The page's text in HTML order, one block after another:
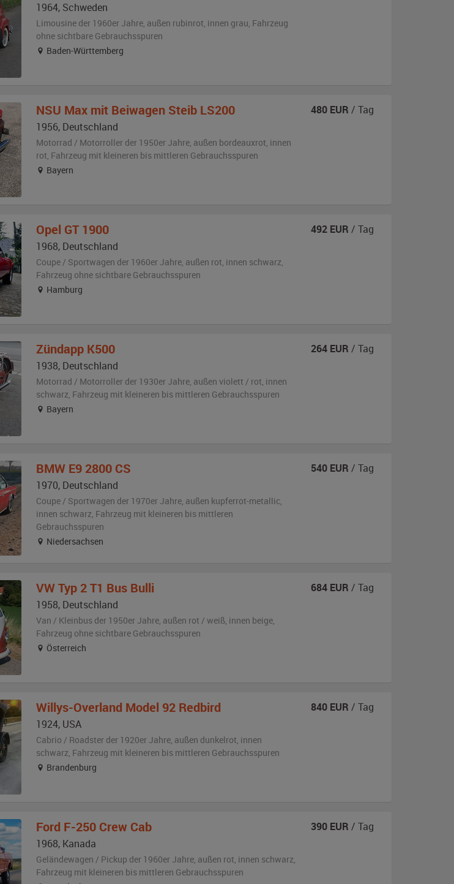
1964, Schweden
Limousine der 1960er Jahre, außen rubinrot, innen grau, Fahrzeug
ohne sichtbare Gebrauchsspuren
Baden-Württemberg
NSU Max mit Beiwagen Steib LS200
1956, Deutschland
Motorrad / Motorroller der 1950er Jahre, außen bordeauxrot, innen
rot, Fahrzeug mit kleineren bis mittleren Gebrauchsspuren
Bayern
480 EUR / Tag
Opel GT 1900
1968, Deutschland
Coupe / Sportwagen der 1960er Jahre, außen rot, innen schwarz,
Fahrzeug ohne sichtbare Gebrauchsspuren
Hamburg
492 EUR / Tag
Zündapp K500
1938, Deutschland
Motorrad / Motorroller der 1930er Jahre, außen violett / rot, innen
schwarz, Fahrzeug mit kleineren bis mittleren Gebrauchsspuren
Bayern
264 EUR / Tag
BMW E9 2800 CS
1970, Deutschland
Coupe / Sportwagen der 1970er Jahre, außen kupferrot-metallic,
innen schwarz, Fahrzeug mit kleineren bis mittleren
Gebrauchsspuren
Niedersachsen
540 EUR / Tag
VW Typ 2 T1 Bus Bulli
1958, Deutschland
Van / Kleinbus der 1950er Jahre, außen rot / weiß, innen beige,
Fahrzeug ohne sichtbare Gebrauchsspuren
Österreich
684 EUR / Tag
Willys-Overland Model 92 Redbird
1924, USA
Cabrio / Roadster der 1920er Jahre, außen dunkelrot, innen
schwarz, Fahrzeug mit kleineren bis mittleren Gebrauchsspuren
Brandenburg
840 EUR / Tag
Ford F-250 Crew Cab
1968, Kanada
Geländewagen / Pickup der 1960er Jahre, außen rot, innen schwarz,
Fahrzeug mit kleineren bis mittleren Gebrauchsspuren
390 EUR / Tag